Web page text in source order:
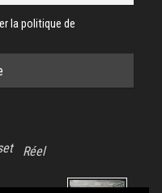
la politique de
Réel